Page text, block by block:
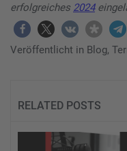
erfolgreiches 2024
Veröffentlicht in Blog,
RELATED POSTS